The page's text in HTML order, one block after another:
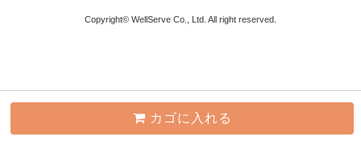
カゴに入れる
Copyright© WellServe Co., Ltd. All right reserved.